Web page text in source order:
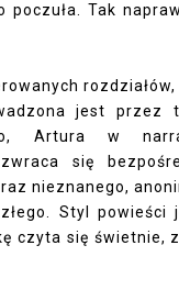
Tak
jest
Artura w
się
nieznanego,
Styl powieści
czyta się świetnie,